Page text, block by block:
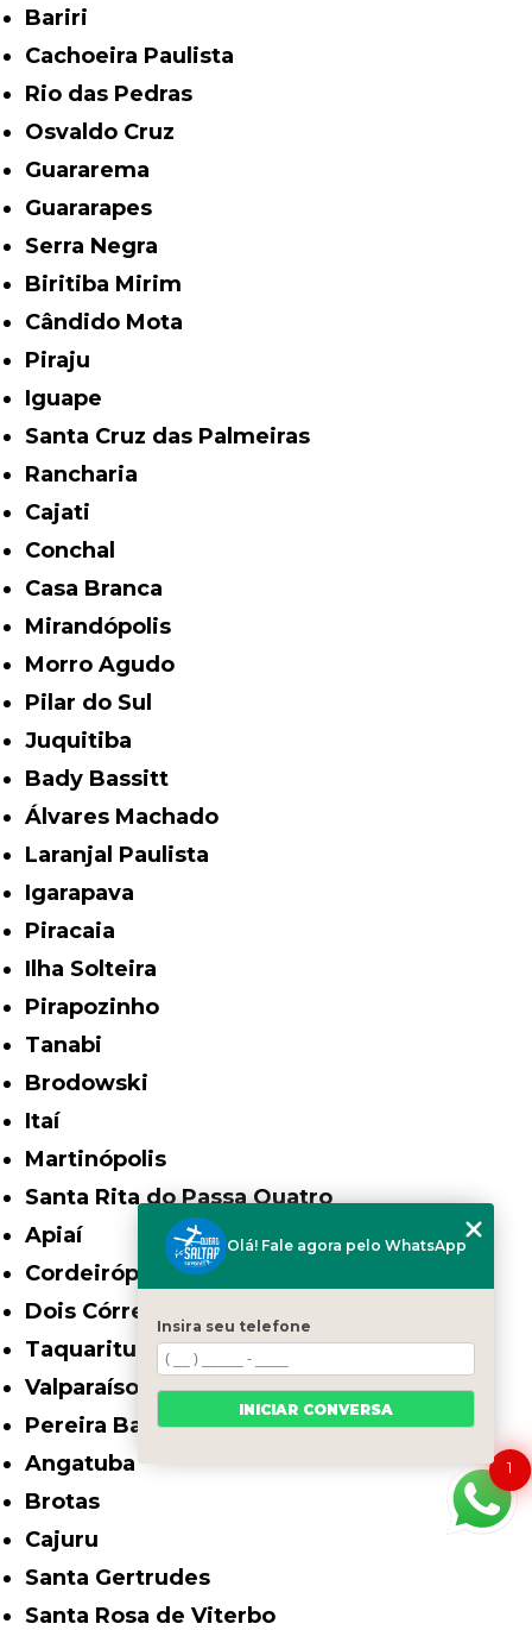
Bariri
Cachoeira Paulista
Rio das Pedras
Osvaldo Cruz
Guararema
Guararapes
Serra Negra
Biritiba Mirim
Cândido Mota
Piraju
Iguape
Santa Cruz das Palmeiras
Rancharia
Cajati
Conchal
Casa Branca
Mirandópolis
Morro Agudo
Pilar do Sul
Juquitiba
Bady Bassitt
Álvares Machado
Laranjal Paulista
Igarapava
Piracaia
Ilha Solteira
Pirapozinho
Tanabi
Brodowski
Itaí
Martinópolis
Santa Rita do Passa Quatro
Apiaí
Cordeirópolis
Dois Córregos
Taquarituba
Valparaíso
Pereira Barreto
Angatuba
Brotas
Cajuru
Santa Gertrudes
Santa Rosa de Viterbo
1
Olá! Fale agora pelo WhatsApp
Insira seu telefone
INICIAR CONVERSA